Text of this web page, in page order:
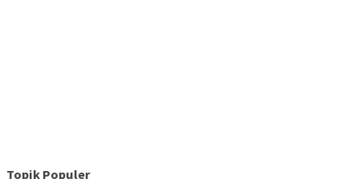
Topik Populer